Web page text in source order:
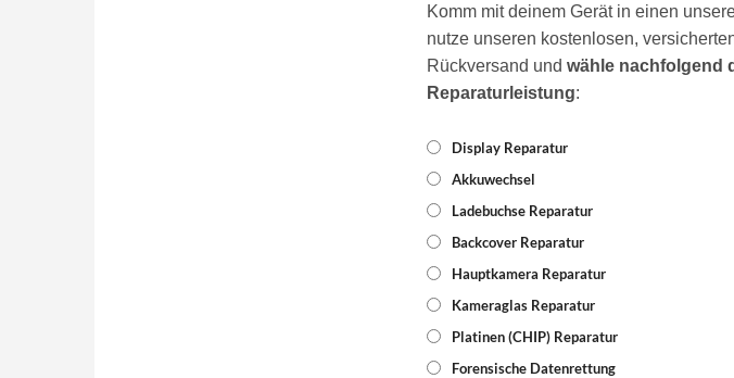
Komm mit deinem Gerät in einen
nutze unseren kostenlosen,
Rückversand und wähle nachfolgend
Reparaturleistung:
Display Reparatur
Akkuwechsel
Ladebuchse Reparatur
Backcover Reparatur
Hauptkamera Reparatur
Kameraglas Reparatur
Platinen (CHIP) Reparatur
Forensische Datenrettung